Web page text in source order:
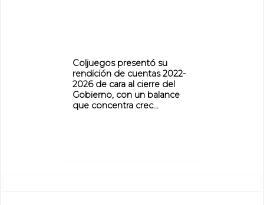
Coljuegos presentó su
rendición de cuentas 2022-
2026 de cara al cierre del
Gobierno, con un balance
que concentra crec...